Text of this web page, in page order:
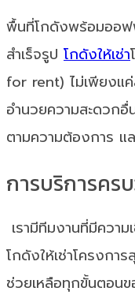
พื้นที่โกดังพร้อมออ
สำเร็จรูป โกดังให้เช่า
for rent) ไม่เพียงแ
อำนวยความสะดวก
ตามความต้องการ แ
การบริการคร
เรามีทีมงานที่มีควา
โกดังให้เช่าโครงกา
ช่วยเหลือทุกขั้นตอน